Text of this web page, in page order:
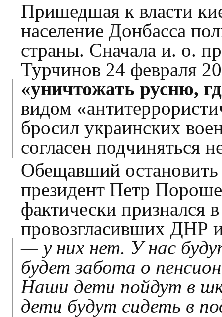
Пришедшая к власти
население Донбасса
страны. Сначала и. о.
Турчинов 24 февраля
«уничтожать русню,
видом
бросил украинских
согласен подчиняться
Обещавший
президент Петр
фактически признался
провозгласивших
— у них нет. У нас
будет забота о
Наши дети пойдут в
дети будут сидеть в